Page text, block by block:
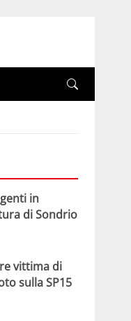
in
di Sondrio
vittima di
sulla SP15